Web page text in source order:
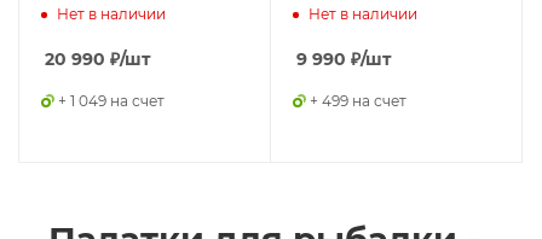
сверхлегкая с
6927595716489
Нет в наличии
20 990 ₽/шт
+ 1 049 на счет
белая, 6927595729663
Нет в наличии
9 990 ₽/шт
+ 499 на счет